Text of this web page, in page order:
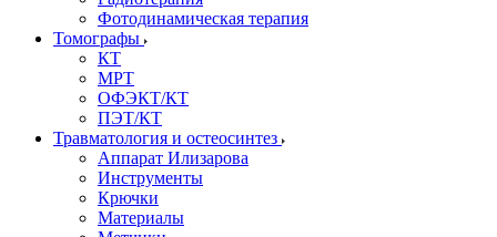
Фотодинамическая терапия
Томографы
КТ
МРТ
ОФЭКТ/КТ
ПЭТ/КТ
Травматология и остеосинтез
Аппарат Илизарова
Инструменты
Крючки
Материалы